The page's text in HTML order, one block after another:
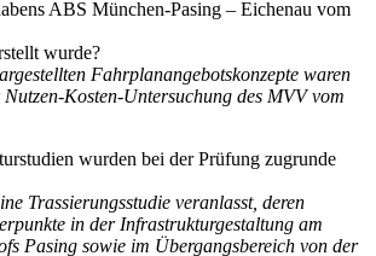
ABS München-Pasing – Eichenau vom
wurde?
Fahrplanangebotskonzepte waren
Kosten-Untersuchung des MVV vom
wurden bei der Prüfung zugrunde
Trassierungsstudie veranlasst, deren
in der Infrastrukturgestaltung am
Pasing sowie im Übergangsbereich von der